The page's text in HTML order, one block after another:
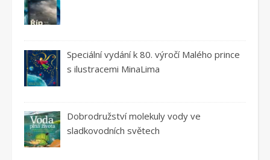
Speciální vydání k 80. výročí Malého prince
s ilustracemi MinaLima
Dobrodružství molekuly vody ve
sladkovodních světech